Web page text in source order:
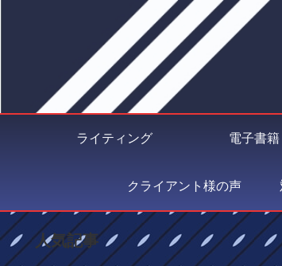
ライティング 電子書籍
クライアント様の声
人気記事